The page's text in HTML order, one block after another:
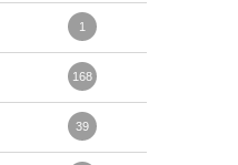
1
168
39